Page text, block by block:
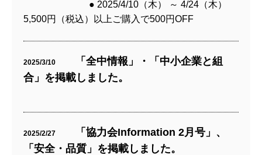
● 2025/4/10（木） ～ 4/24（木）
5,500円（税込）以上ご購入で500円OFF
2025/3/10
「全中情報」・「中小企業と組
合」を掲載しました。
2025/2/27
「協力会Information 2月号」、
「安全・品質」を掲載しました。